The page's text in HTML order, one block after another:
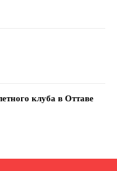
клуба в Оттаве